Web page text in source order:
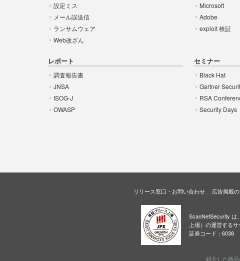
設定ミス
メール誤送信
ランサムウェア
Web改ざん
Microsoft
Adobe
exploit 検証
レポート
調査報告書
JNSA
ISOG-J
OWASP
セミナー
Black Hat
Gartner
RSA
Security Days
リリース窓口・お問い合わせ 広告掲載
ScanNetSecurity は
上場）の運営するサ
証券コード：6038
紹介した商